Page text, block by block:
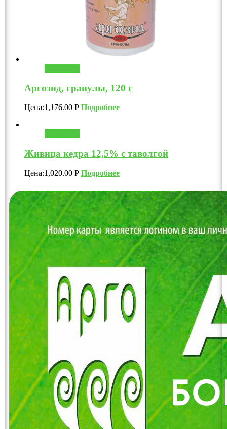
Аргозид, гранулы, 120 г
Цена:1,176.00 Р Подробнее
Живица кедра 12,5% с таволгой
Цена:1,020.00 Р Подробнее